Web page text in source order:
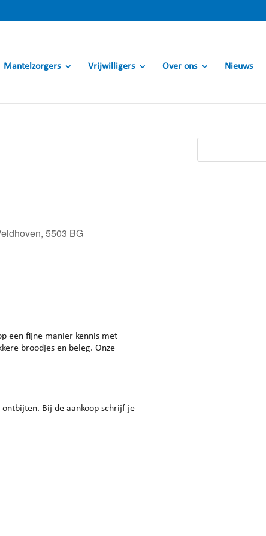
Mantelzorgers Vrijwilligers Over ons Nieuws
5503 BG
een fijne manier kennis met
broodjes en beleg. Onze
Bij de aankoop schrijf je